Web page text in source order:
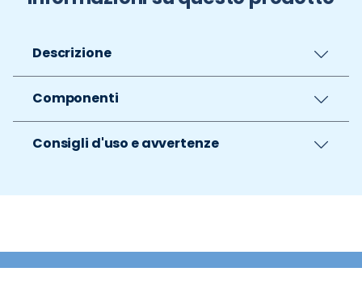
Descrizione
Componenti
Consigli d'uso e avvertenze